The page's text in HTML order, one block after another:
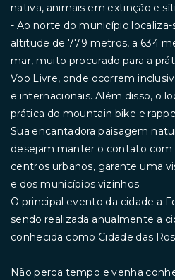
nativa, animais em extinção e
- Ao norte do município
altitude de 779 metros, a 634
mar, muito procurado para a
Voo Livre, onde ocorrem
e internacionais. Além disso, o
prática do mountain bike e
Sua encantadora paisagem
desejam manter o contato com
centros urbanos, garante uma
e dos municípios vizinhos.
O principal evento da cidade a
sendo realizada anualmente a
conhecida como Cidade das
Não perca tempo e venha